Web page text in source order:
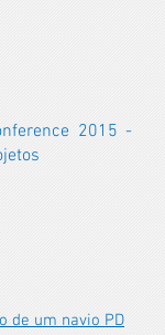
2015 -
de um navio PD